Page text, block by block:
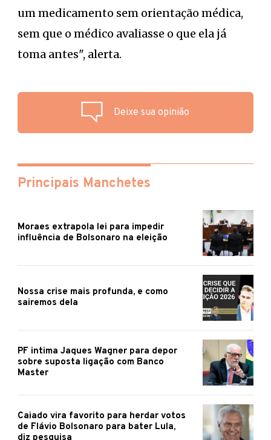
um medicamento sem orientação médica,
sem que o médico avaliasse o que ela já
toma antes", alerta.
Deixe sua opinião
Principais Manchetes
Moraes extrapola lei para impedir
influência de Bolsonaro na eleição
Nossa crise mais profunda, e como
sairemos dela
PF intima Jaques Wagner para depor
sobre suposta ligação com Banco
Master
Caiado vira favorito para herdar votos
de Flávio Bolsonaro para bater Lula,
diz pesquisa